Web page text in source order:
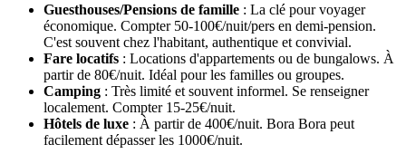
Guesthouses/Pensions de famille : La clé pour voyager
économique. Compter 50-100€/nuit/pers en demi-pension.
C'est souvent chez l'habitant, authentique et convivial.
Fare locatifs : Locations d'appartements ou de bungalows. À
partir de 80€/nuit. Idéal pour les familles ou groupes.
Camping : Très limité et souvent informel. Se renseigner
localement. Compter 15-25€/nuit.
Hôtels de luxe : À partir de 400€/nuit. Bora Bora peut
facilement dépasser les 1000€/nuit.